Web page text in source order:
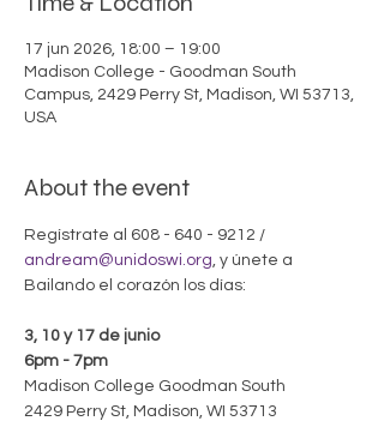
17 jun 2026, 18:00 – 19:00
Madison College - Goodman South
Campus, 2429 Perry St, Madison, WI 53713,
USA
About the event
Regístrate al 608 - 640 - 9212 /
andream@unidoswi.org, y únete a
Bailando el corazón los días:
3, 10 y 17 de junio
6pm - 7pm
Madison College Goodman South
2429 Perry St, Madison, WI 53713